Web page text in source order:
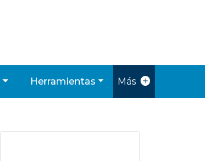
herramientas Más